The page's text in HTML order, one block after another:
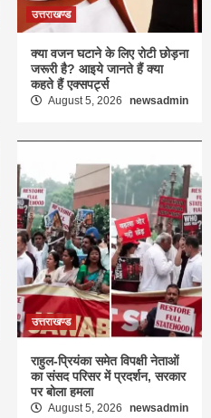
उत्तराखण्ड
क्या वजन घटाने के लिए रोटी छोड़ना
जरूरी है? आइये जानते हैं क्या
कहते हैं एक्सपर्ट्स
August 5, 2026 newsadmin
उत्तराखण्ड
राहुल-प्रियंका समेत विपक्षी नेताओं
का संसद परिसर में प्रदर्शन, सरकार
पर बोला हमला
August 5, 2026 newsadmin